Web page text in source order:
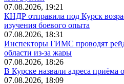
07.08.2026, 19:21
КНДР отправила под Курск
изучения боевого опыта
07.08.2026, 18:31
Инспекторы ГИМС проводят
области из-за жары
07.08.2026, 18:26
В Курске назвали адреса приёма
07.08.2026, 18:09